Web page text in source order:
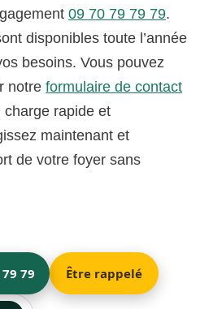
09 70 79 79 79.
disponibles toute l’année
besoins. Vous pouvez
notreformulaire de contact
charge rapide et
maintenant et
de votre foyer sans